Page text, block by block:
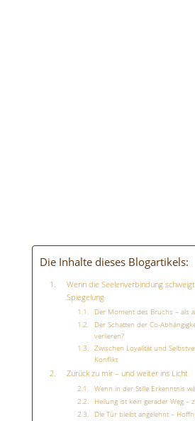
Die Inhalte dieses Blogartikels:
Wenn die Seelenverbindung
Spiegelung
Der Moment des Bruchs – als
Der Schatten der Co-
verlieren?
Zwischen Loyalität und
Konflikt
Zurück zu mir – und weiter ins Licht
Wenn in der Stille Erkenntnis
Heilung ist kein gerader Weg –
Die Tür bleibt angelehnt –